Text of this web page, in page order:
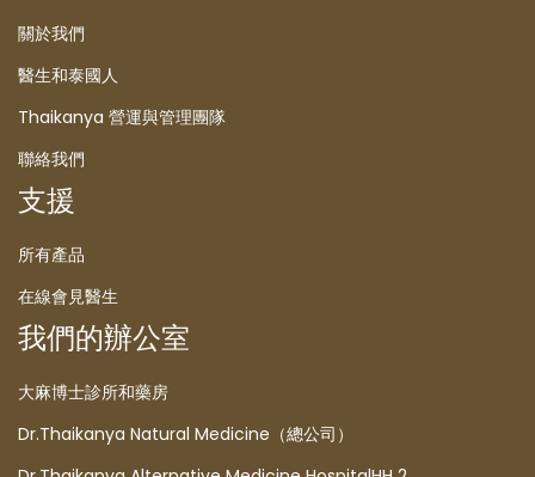
關於我們
醫生和泰國人
Thaikanya 營運與管理團隊
聯絡我們
支援
所有產品
在線會見醫生
我們的辦公室
大麻博士診所和藥房
Dr.Thaikanya Natural Medicine（總公司）